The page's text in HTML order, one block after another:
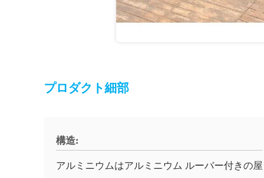
プロダクト細部
構造:
アルミニウムはアルミニウム ルーバー付きの屋